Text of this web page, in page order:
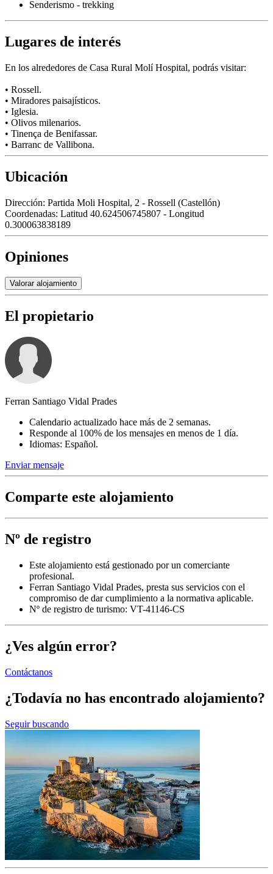
Senderismo - trekking
Lugares de interés
En los alrededores de Casa Rural Molí Hospital, podrás visitar:
• Rossell.
• Miradores paisajísticos.
• Iglesia.
• Olivos milenarios.
• Tinença de Benifassar.
• Barranc de Vallibona.
Ubicación
Dirección: Partida Moli Hospital, 2 - Rossell (Castellón)
Coordenadas: Latitud 40.624506745807 - Longitud
0.300063838189
Opiniones
Valorar alojamiento
El propietario
Ferran Santiago Vidal Prades
Calendario actualizado hace más de 2 semanas.
Responde al 100% de los mensajes en menos de 1 día.
Idiomas: Español.
Enviar mensaje
Comparte este alojamiento
Nº de registro
Este alojamiento está gestionado por un comerciante
profesional.
Ferran Santiago Vidal Prades, presta sus servicios con el
compromiso de dar cumplimiento a la normativa aplicable.
Nº de registro de turismo: VT-41146-CS
¿Ves algún error?
Contáctanos
¿Todavía no has encontrado alojamiento?
Seguir buscando